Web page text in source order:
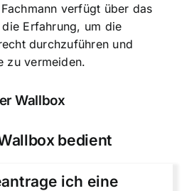
verfügt über das
Erfahrung, um die
durchzuführen und
zu vermeiden.
Wallbox
bedient
ich eine